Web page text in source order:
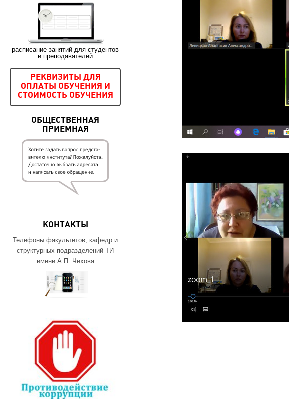
расписание занятий для студентов
и преподавателей
РЕКВИЗИТЫ ДЛЯ
ОПЛАТЫ ОБУЧЕНИЯ И
СТОИМОСТЬ ОБУЧЕНИЯ
ОБЩЕСТВЕННАЯ
ПРИЕМНАЯ
КОНТАКТЫ
Телефоны факультетов, кафедр и
структурных подразделений ТИ
имени А.П. Чехова